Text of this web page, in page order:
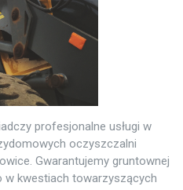
profesjonalne usługi w
oczyszczalni
Gwarantujemy gruntownej
w kwestiach towarzyszących